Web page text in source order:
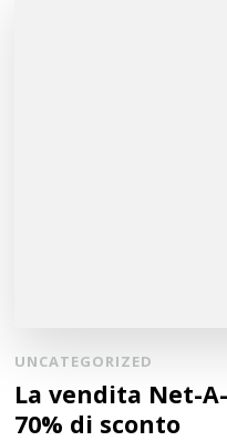
UNCATEGORIZED
La vendita Net-
70% di sconto